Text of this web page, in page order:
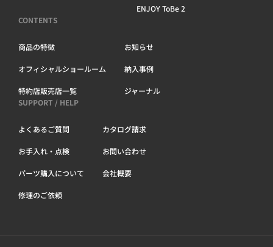
ENJOY ToBe 2
CONTENTS
商品の特徴
オフィシャルショールーム
特約店販売店一覧
お知らせ
納入事例
ジャーナル
SUPPORT / HELP
よくあるご質問
お手入れ・点検
パーツ購入について
修理のご依頼
カタログ請求
お問い合わせ
会社概要